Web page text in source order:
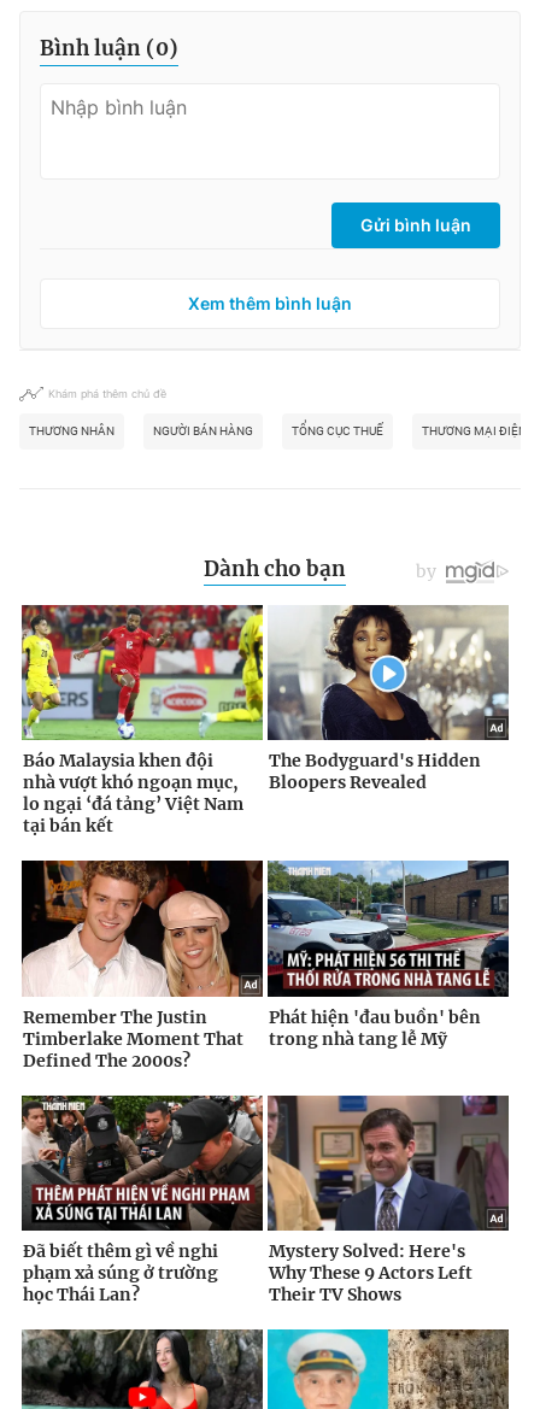
Bình luận (0)
Gửi bình luận
Xem thêm bình luận
Khám phá thêm chủ đề
THƯƠNG NHÂN NGƯỜI BÁN HÀNG TỔNG CỤC THUẾ THƯƠNG MẠI ĐIỆN